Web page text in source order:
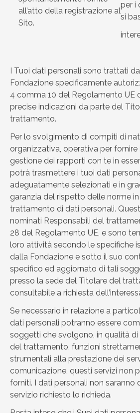
all’atto della registrazione al
Sito.
per i
si
I Tuoi dati personali sono trattati
Fondazione specificamente
4 comma 10 del Regolamento UE
precise indicazioni da parte del
trattamento.
Per lo svolgimento di compiti di
organizzativa, operativa per fornire
gestione dei rapporti con te in
potrà trasmettere i tuoi dati
adeguatamente selezionati e in
garanzia del rispetto delle norme
trattamento di dati personali.
nominati Responsabili del
28 del Regolamento UE, e sono
loro attività secondo le specifiche
dalla Fondazione e sotto il suo
specifico ed aggiornato di tali
presso la sede del Titolare del
consultabile a richiesta
Se necessario in relazione a
dati personali potranno essere
soggetti che svolgono, in qualità
del trattamento, funzioni
strumentali alla prestazione dei
comunicazione, questi servizi non
forniti. I dati personali non saranno
servizio richiesto lo richieda.